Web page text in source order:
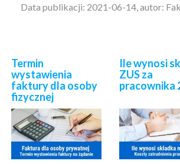
Data publikacji: 2021-06-14, autor:
Termin
wystawienia
faktury dla osoby
fizycznej
Ile wynosi
ZUS za
pracownika